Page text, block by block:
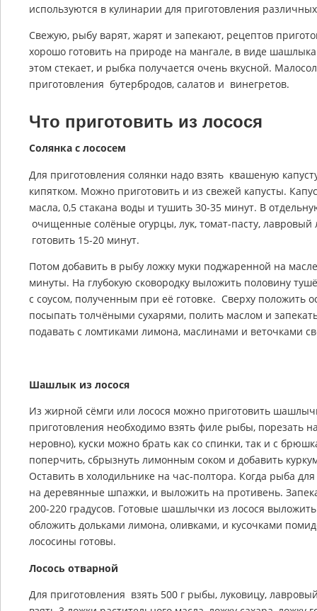
используются в кулинарии для приготовления
Свежую, рыбу варят, жарят и запекают, рецептов
хорошо готовить на природе на мангале, в виде
этом стекает, и рыбка получается очень вкусной.
приготовления бутербродов, салатов и винегретов.
Что приготовить из лосося
Солянка с лососем
Для приготовления солянки надо взять квашеную
кипятком. Можно приготовить и из свежей капусты.
масла, 0,5 стакана воды и тушить 30-35 минут. В
очищенные солёные огурцы, лук, томат-пасту, лавровый
готовить 15-20 минут.
Потом добавить в рыбу ложку муки поджаренной на
минуты. На глубокую сковородку выложить половину
с соусом, полученным при её готовке. Сверху положить
посыпать толчёными сухарями, полить маслом и
подавать с ломтиками лимона, маслинами и веточками
Шашлык из лосося
Из жирной сёмги или лосося можно приготовить
приготовления необходимо взять филе рыбы, порезать
неровно), куски можно брать как со спинки, так и с
поперчить, сбрызнуть лимонным соком и добавить
Оставить в холодильнике на час-полтора. Когда рыба
на деревянные шпажки, и выложить на противень.
200-220 градусов. Готовые шашлычки из лосося
обложить дольками лимона, оливками, и кусочками
лососины готовы.
Лосось отварной
Для приготовления взять 500 г рыбы, луковицу,